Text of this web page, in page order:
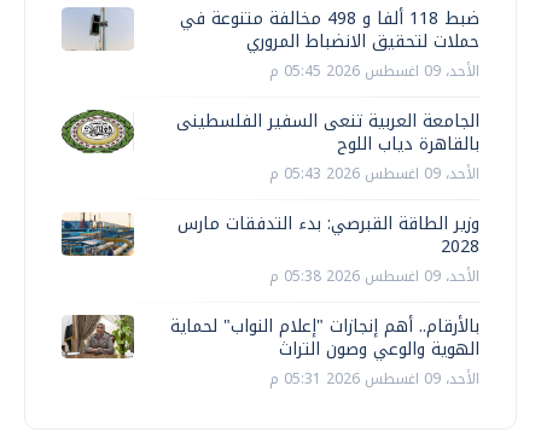
ضبط 118 ألفا و 498 مخالفة متنوعة في
حملات لتحقيق الانضباط المروري
الأحد، 09 اغسطس 2026 05:45 م
الجامعة العربية تنعى السفير الفلسطينى
بالقاهرة دياب اللوح
الأحد، 09 اغسطس 2026 05:43 م
وزير الطاقة القبرصي: بدء التدفقات مارس
2028
الأحد، 09 اغسطس 2026 05:38 م
بالأرقام.. أهم إنجازات "إعلام النواب" لحماية
الهوية والوعي وصون التراث
الأحد، 09 اغسطس 2026 05:31 م